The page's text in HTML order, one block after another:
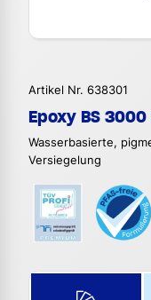
Artikel Nr. 638301
Epoxy BS 3000
Wasserbasierte,
Versiegelung